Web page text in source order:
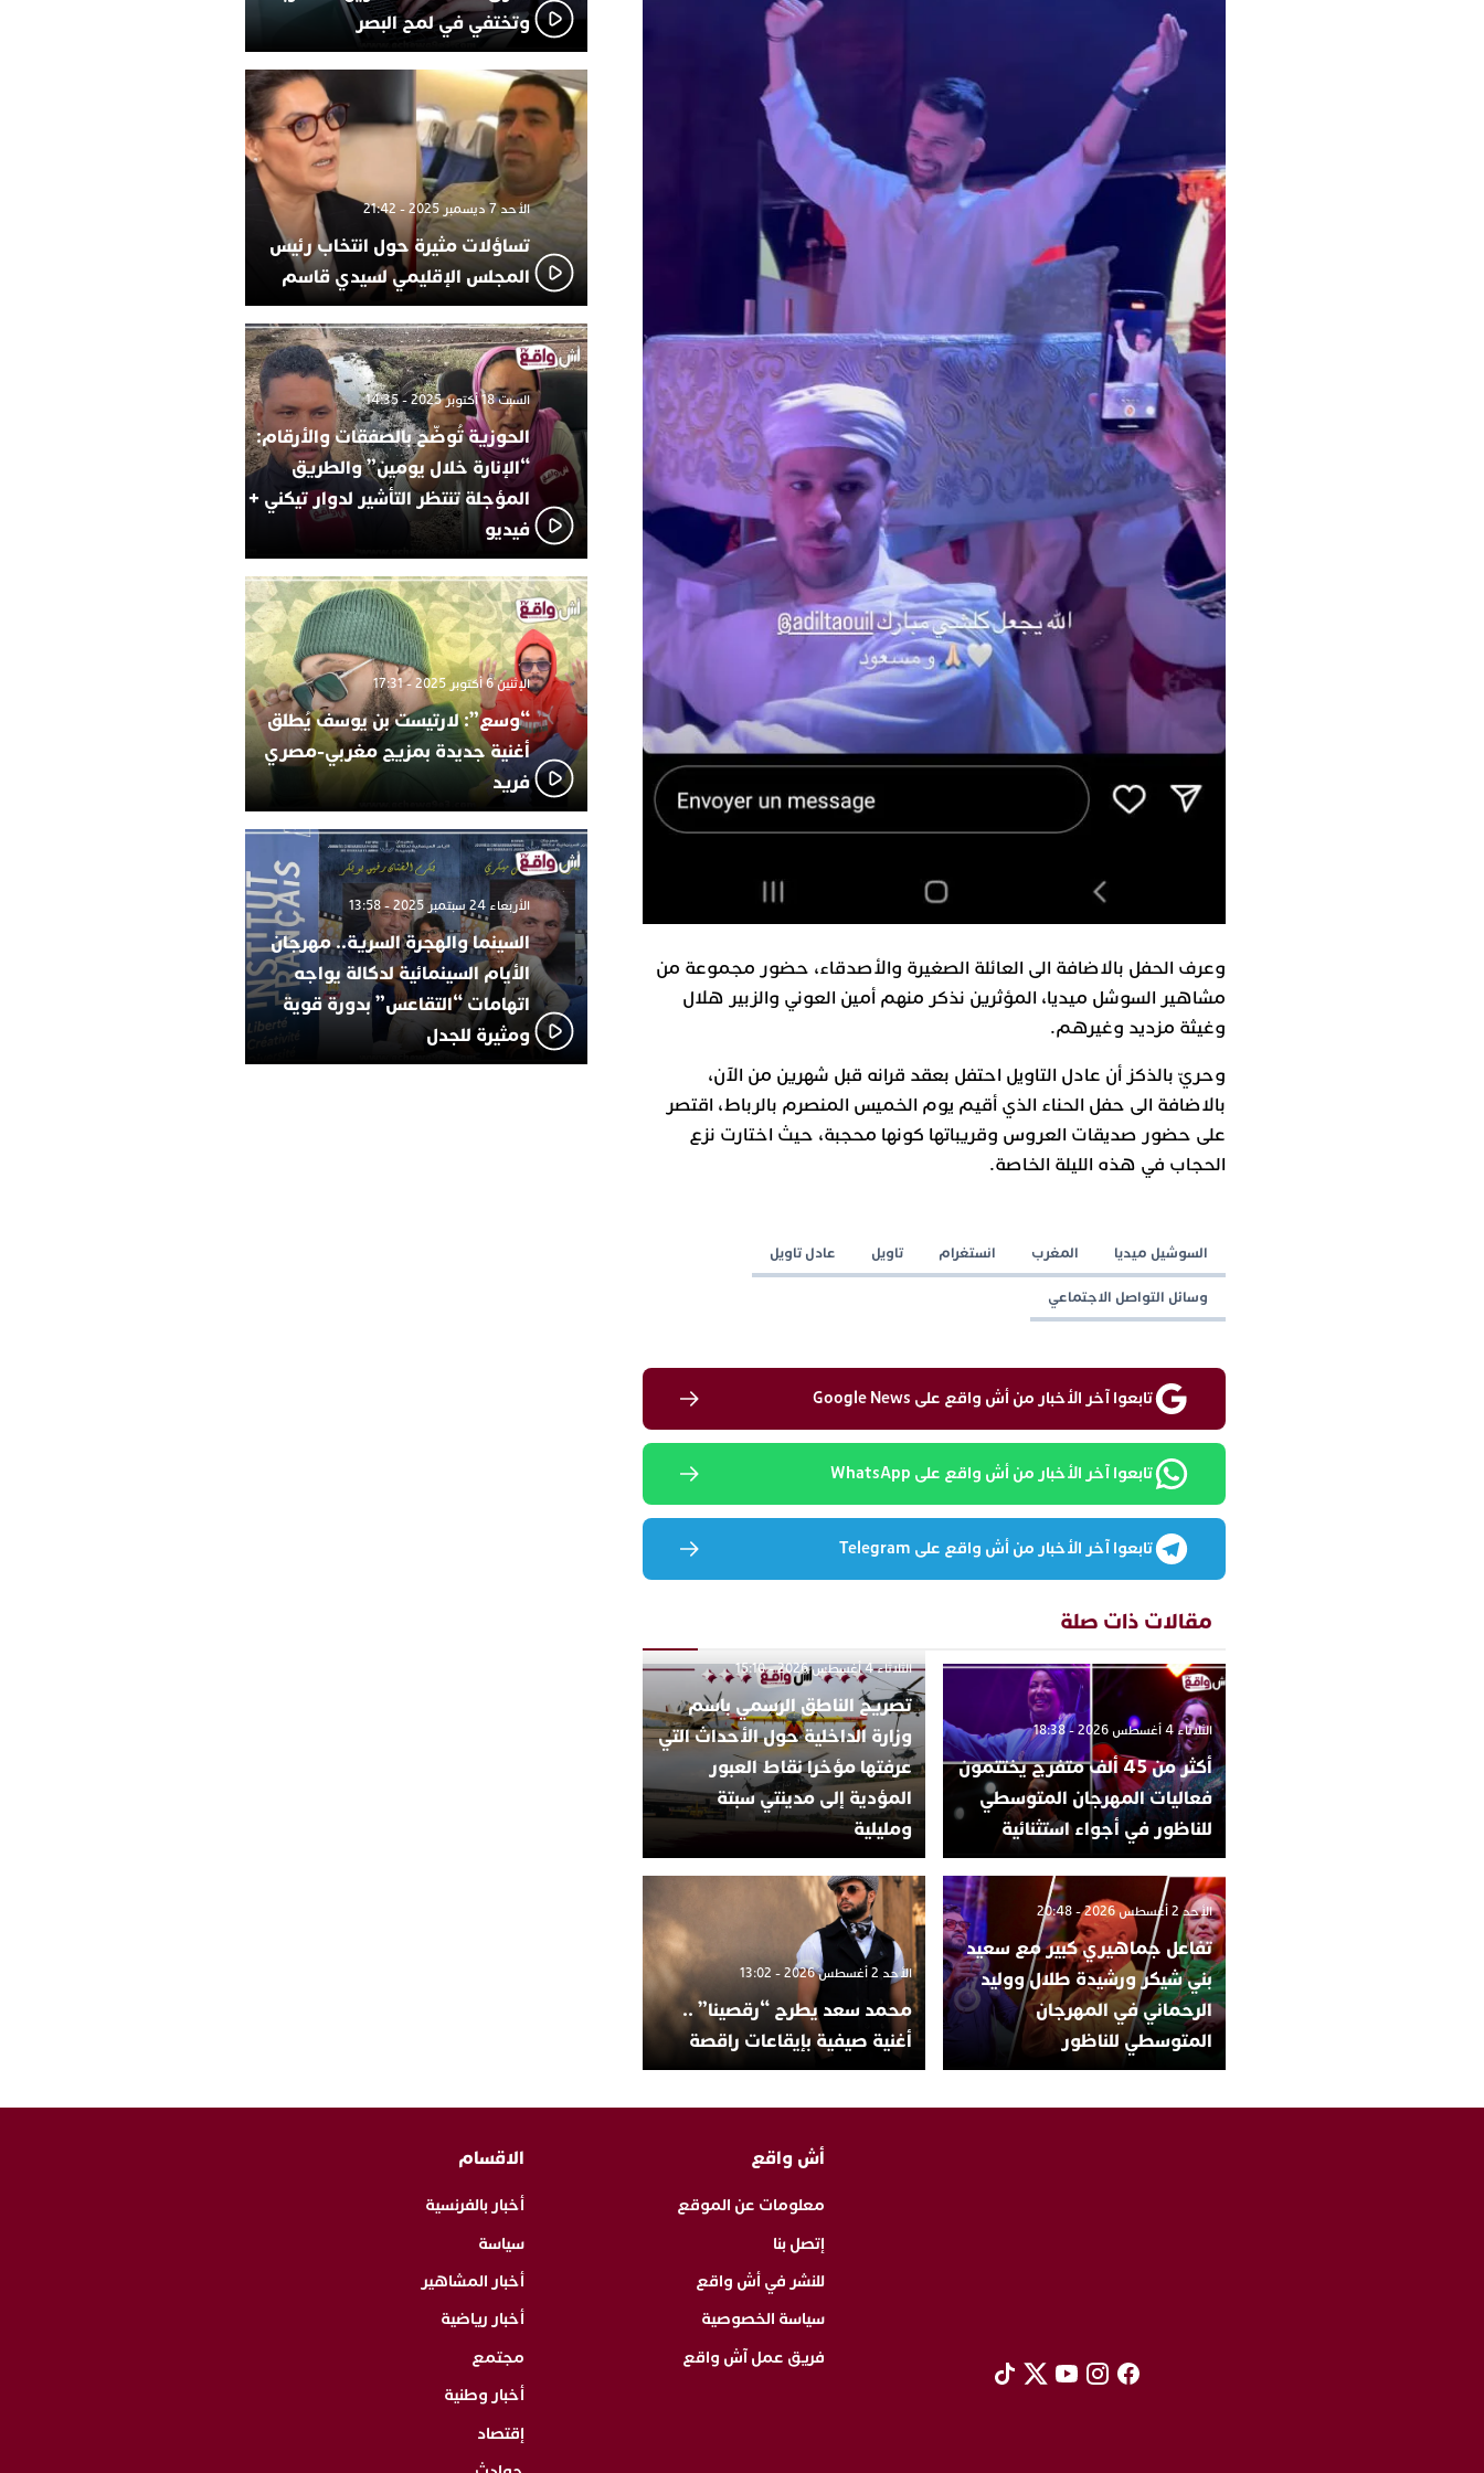
وعرف الحفل بالاضافة الى العائلة الصغيرة والأصدقاء، حضور مجموعة من
مشاهير السوشل ميديا، المؤثرين نذكر منهم أمين العوني والزبير هلال
وغيثة مزديد وغيرهم.
وحريّ بالذكز أن عادل التاويل احتفل بعقد قرانه قبل شهرين من الآن،
بالاضافة الى حفل الحناء الذي أقيم يوم الخميس المنصرم بالرباط، اقتصر
على حضور صديقات العروس وقريباتها كونها محجبة، حيث اختارت نزع
الحجاب في هذه الليلة الخاصة.
السوشيل ميديا المغرب انستغرام تاويل عادل تاويل
وسائل التواصل الاجتماعي
تابعوا آخر الأخبار من أش واقع على Google News
تابعوا آخر الأخبار من أش واقع على WhatsApp
تابعوا آخر الأخبار من أش واقع على Telegram
مقالات ذات صلة
الثلاثاء 4 أغسطس 2026 - 18:38
أكثر من 45 ألف متفرج يختتمون
فعاليات المهرجان المتوسطي
للناظور في أجواء استثنائية
الثلاثاء 4 أغسطس 2026 - 15:10
تصريح الناطق الرسمي باسم
وزارة الداخلية حول الأحداث التي
عرفتها مؤخرا نقاط العبور
المؤدية إلى مدينتي سبتة
ومليلية
الأحد 2 أغسطس 2026 - 20:48
تفاعل جماهيري كبير مع سعيد
بني شيكر ورشيدة طلال ووليد
الرحماني في المهرجان
المتوسطي للناظور
الأحد 2 أغسطس 2026 - 13:02
محمد سعد يطرح “رقصينا” ..
أغنية صيفية بإيقاعات راقصة
وتختفي في لمح البصر
الأحد 7 ديسمبر 2025 - 21:42
تساؤلات مثيرة حول انتخاب رئيس
المجلس الإقليمي لسيدي قاسم
السبت 18 أكتوبر 2025 - 14:35
الحوزية تُوضّح بالصفقات والأرقام:
“الإنارة خلال يومين” والطريق
المؤجلة تنتظر التأشير لدوار تيكني +
فيديو
الإثنين 6 أكتوبر 2025 - 17:31
“وسع”: لارتيست بن يوسف يُطلق
أغنية جديدة بمزيج مغربي-مصري
فريد
الأربعاء 24 سبتمبر 2025 - 13:58
السينما والهجرة السرية.. مهرجان
الأيام السينمائية لدكالة يواجه
اتهامات “التقاعس” بدورة قوية
ومثيرة للجدل
أش واقع
معلومات عن الموقع
إتصل بنا
للنشر في أش واقع
سياسة الخصوصية
فريق عمل آش واقع
الاقسام
أخبار بالفرنسية
سياسة
أخبار المشاهير
أخبار رياضية
مجتمع
أخبار وطنية
إقتصاد